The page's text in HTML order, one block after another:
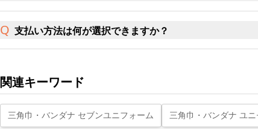
支払い方法は何が選択できますか？
関連キーワード
三角巾・バンダナ セブンユニフォーム 三角巾・バンダナ ユニ